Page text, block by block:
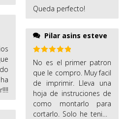
Valorado
con4de
Queda perfecto!
Pilar asins esteve
Valorado
con5de 5
No es el primer patron
que le compro. Muy facil
de imprimir. Lleva una
hoja de instruciones de
como montarlo para
cortarlo. Solo he tenido